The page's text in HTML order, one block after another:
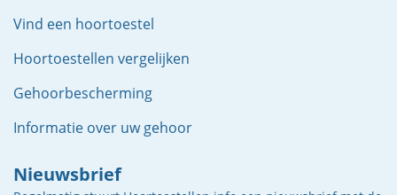
Vind een hoortoestel
Hoortoestellen vergelijken
Gehoorbescherming
Informatie over uw gehoor
Nieuwsbrief